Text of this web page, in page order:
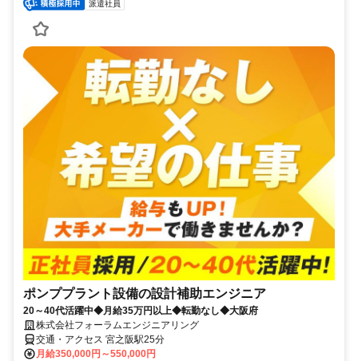
派遣社員
ポンププラント設備の設計補助エンジニア
20～40代活躍中◆月給35万円以上◆転勤なし◆大阪府
株式会社フォーラムエンジニアリング
交通・アクセス 宮之阪駅25分
月給350,000円～550,000円